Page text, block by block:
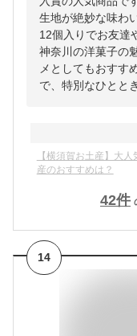
生地が絶妙な味わ
12個入りでお友達
神奈川の洋菓子の
メとしてもおすす
で、特別なひとと
【横須賀お土産】大
産のおすすめは？
42件
14